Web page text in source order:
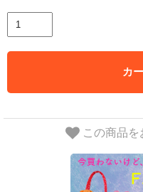
カ
この商品